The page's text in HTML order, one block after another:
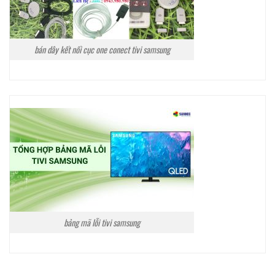
bán dây kết nối cục one conect tivi samsung
bảng mã lỗi tivi samsung